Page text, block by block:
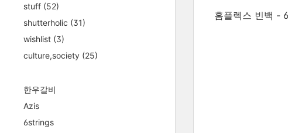
stuff (52)
shutterholic (31)
wishlist (3)
culture,society (25)
한우갈비
Azis
6strings
홈플렉스 빈백 -